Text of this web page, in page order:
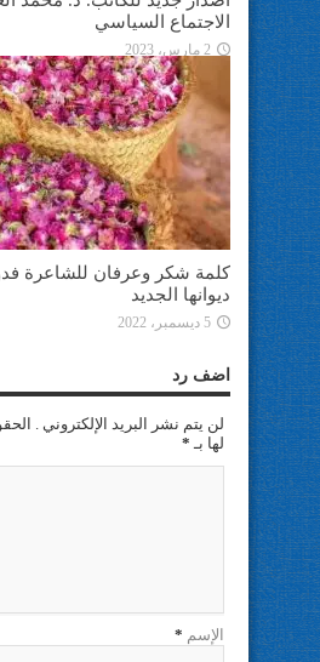
الاجتماع السياسي
2 مارس، 2023
كلمة شكر وعرفان للشاعرة
ديوانها الجديد
5 ديسمبر، 2022
اضف رد
لن يتم نشر البريد الإلكتروني .
لها بـ *
الإسم *